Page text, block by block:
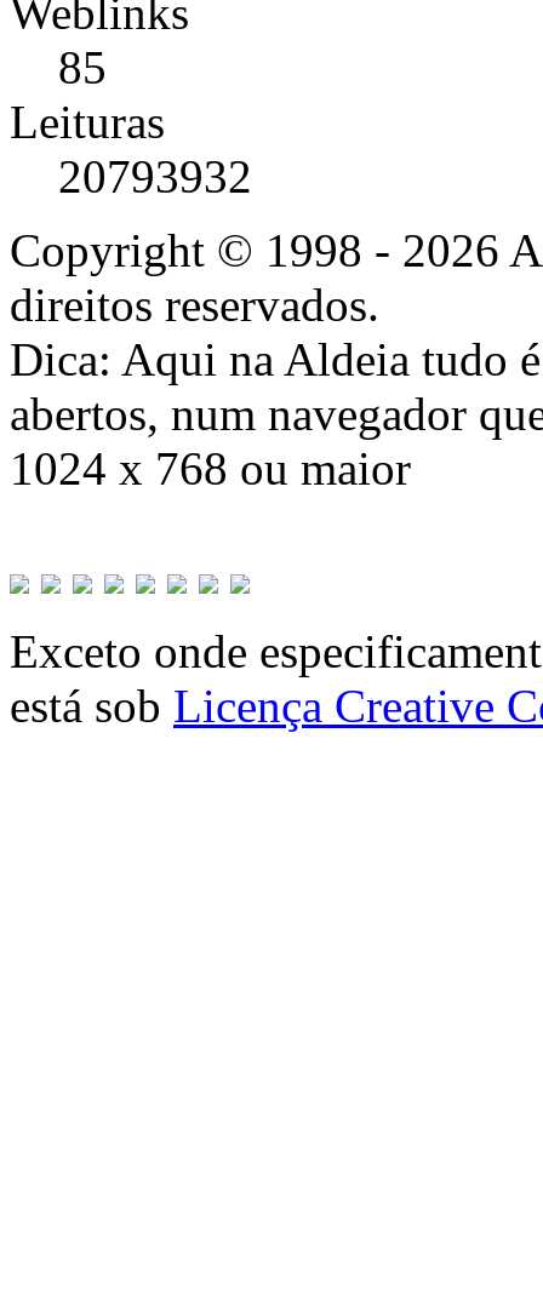
Weblinks
85
Leituras
20793932
Copyright © 1998 - 2026
direitos reservados.
Dica: Aqui na Aldeia tudo
abertos, num navegador
1024 x 768 ou maior
Exceto onde
está sob Licença Creative